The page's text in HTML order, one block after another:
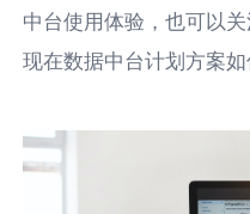
中台使用体验，也可以
现在数据中台计划方案